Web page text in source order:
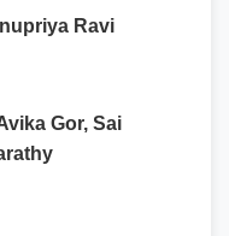
Ravi
Gor, Sai